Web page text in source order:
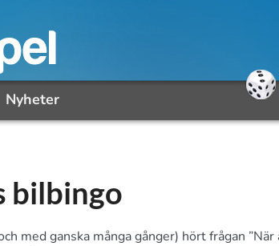
Nyheter
bilbingo
med ganska många gånger) hört frågan ”När